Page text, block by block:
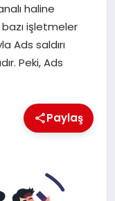
haline
işletmeler
Ads saldırı
Peki, Ads
Paylaş